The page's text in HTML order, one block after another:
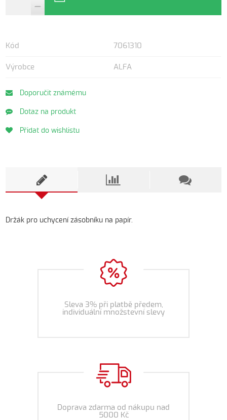
Kód 7061310
Výrobce ALFA
Doporučit známému
Dotaz na produkt
Přidat do wishlistu
Držák pro uchycení zásobníku na papír.
Sleva 3% při platbě předem,
individuální množstevní slevy
Doprava zdarma od nákupu nad
5000 Kč